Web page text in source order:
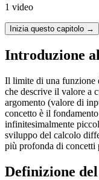
1 video
Inizia questo capitolo →
Introduzione
Il limite di una funzione
che descrive il valore a
argomento (valore di
concetto è il
infinitesimalmente
sviluppo del calcolo
più profonda di concetti
Definizione